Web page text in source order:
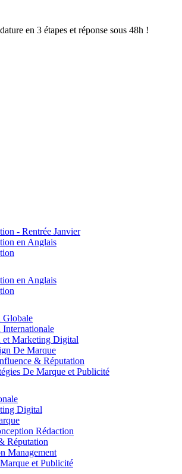
en 3 étapes et réponse sous 48h !
- Rentrée Janvier
en Anglais
en Anglais
Globale
et Marketing Digital
De Marque
& Réputation
De Marque et Publicité
Digital
Rédaction
Réputation
Management
et Publicité